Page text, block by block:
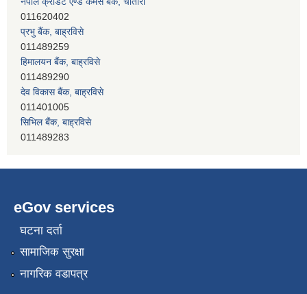
011489259
हिमालयन बैंक, बाह्रविसे
011489290
देव विकास बैंक, बाह्रविसे
011401005
सिभिल बैंक, बाह्रविसे
011489283
नेपाल क्रेडिट एण्ड कमर्स बैंक, चाैतारा
011620402
eGov services
घटना दर्ता
सामाजिक सुरक्षा
नागरिक वडापत्र